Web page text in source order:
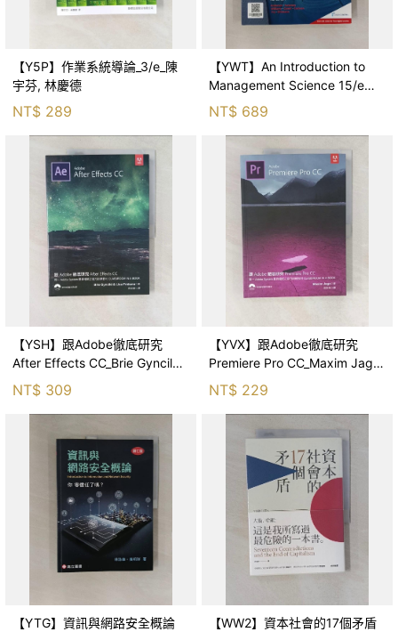
【Y5P】作業系統導論_3/e_陳
宇芬, 林慶德
NT$ 289
【YWT】An Introduction to
Management Science 15/e
AE【內含Access Code】_A
NT$ 689
【YSH】跟Adobe徹底研究
After Effects CC_Brie Gyncild,
NT$ 309
【YVX】跟Adobe徹底研究
Premiere Pro CC_Maxim Jago,
徐政棠
NT$ 229
【YTG】資訊與網路安全概論 【WW2】資本社會的17個矛盾